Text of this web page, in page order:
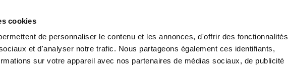
cookies
de personnaliser le contenu et les annonces, d'offrir des fonctionnalités
et d'analyser notre trafic. Nous partageons également ces identifiants,
sur votre appareil avec nos partenaires de médias sociaux, de publicité